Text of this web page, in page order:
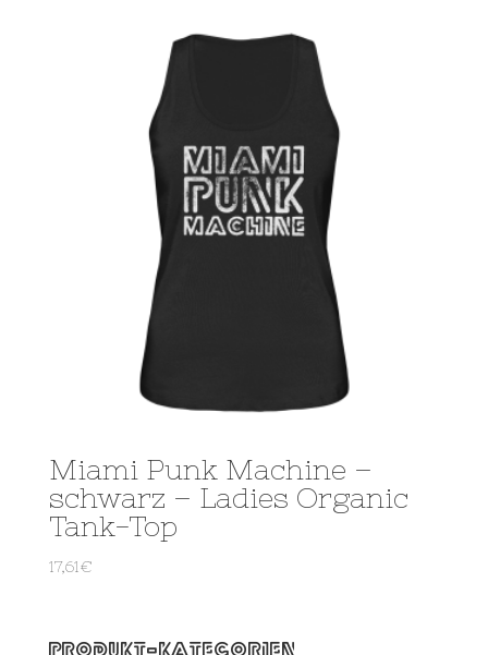
Miami Punk Machine –
schwarz – Ladies Organic
Tank-Top
17,61€